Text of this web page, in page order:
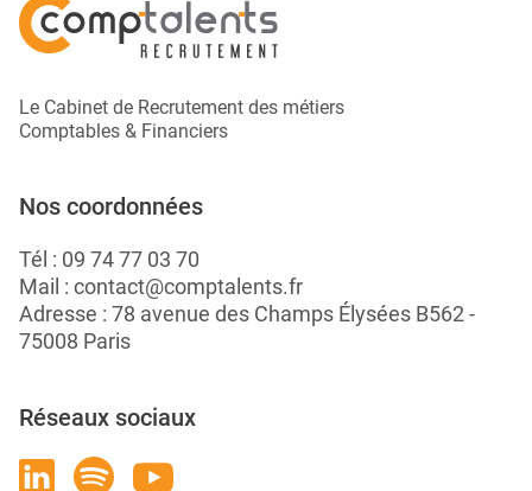
Le Cabinet de Recrutement des métiers
Comptables & Financiers
Nos coordonnées
Tél : 09 74 77 03 70
Mail : contact@comptalents.fr
Adresse : 78 avenue des Champs Élysées B562 -
75008 Paris
Réseaux sociaux